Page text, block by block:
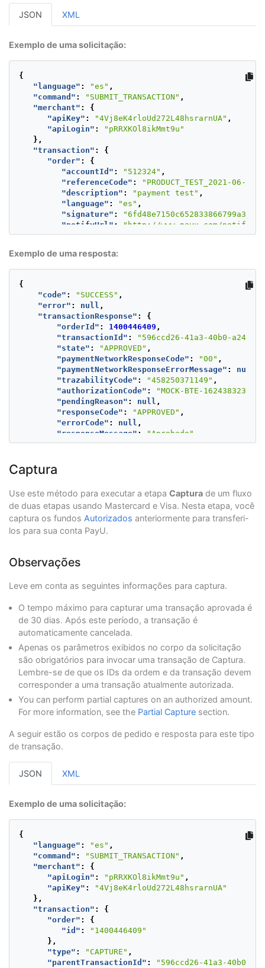
JSON XML
Exemplo de uma solicitação:
{
"language" : "es" ,
"command" : "SUBMIT_TRANSACTION" ,
"merchant" :
{
"apiKey" : "4Vj8eK4rloUd272L48hsrarnUA" ,
"apiLogin" :
"pRRXKOl8ikMmt9u"
},
"transaction" :
{
"order" :
{
"accountId" : "512324" ,
"referenceCode" :
"PRODUCT_TEST_2021-06-
"description" : "payment test" ,
"language" : "es" ,
"signature" :
"notifyUrl" : "http://www.payu.com/notify"
"additionalValues": {
"value"
"currency": "MXN"
"buyer":
{
"merchantBuyerId"
"fullName":
"First name and second
"emailAddress" : "buyer_test@test.com"
"contactPhone" : "7563126",
"dniNumber" : "123456789"
"shippingAddress":
{
"street1": "Av. Domingo Diez 1589"
"street2"
"5555487" ,
"city": "Cuernavaca" ,
"state"
"Morelos"
"country"
"MX" ,
"postalCode"
"street2": "5555487",
"city"
: "Cuernavaca"
"country": "MX",
"postalCode"
},
"merchantPayerId": "1",
"emailAddress": "payer_test@test.com",
"contactPhone": "7563126",
"dniNumber": "5415668464654"
"billingAddress":
{
"street1": "Av. Domingo Diez 1589",
"street2": "125544",
"city": "Cuernavaca",
"country": "MX",
"postalCode": "000000",
}
},
"number"
"securityCode"
"name":
"APPROVED"
"extraParameters": {
},
"type" : "AUTHORIZATION",
"paymentMethod"
"paymentCountry": "MX" ,
"deviceSessionId":
"cookie": "pt1t38347bs6jc9ruv2ecpv7o2"
"userAgent"
"test"
Exemplo de uma resposta:
{
"code" : "SUCCESS" ,
"error" : null ,
"transactionResponse" :
{
"orderId" : 1400446409 ,
"transactionId" :
"596ccd26-41a3-40b0-a241-
"state" : "APPROVED" ,
"paymentNetworkResponseCode" : "00" ,
"paymentNetworkResponseErrorMessage" : null
"trazabilityCode" : "458250371149" ,
"authorizationCode" :
"MOCK-BTE-
"pendingReason" : null ,
"responseCode" : "APPROVED" ,
"errorCode" : null ,
"responseMessage" : "Aprobado"
"transactionDate": null,
"BANK_REFERENCED_CODE": "CREDIT" ,
"EXPIRATION_DATE": 1624987980000,
"PAYMENT_WAY_ID": "4"
},
"rejectionType"
"travelAgencyAuthorizationCode":
"cardType"
"CREDIT"
"transactionType"
"AUTHORIZATION"
}
}
Captura
Use este método para executar a etapa Captura de um fluxo
de duas etapas usando Mastercard e Visa. Nesta etapa, você
captura os fundos Autorizados anteriormente para transferi-
los para sua conta PayU.
Observações
Leve em conta as seguintes informações para captura.
O tempo máximo para capturar uma transação aprovada é
de 30 dias. Após este período, a transação é
automaticamente cancelada.
Apenas os parâmetros exibidos no corpo da solicitação
são obrigatórios para invocar uma transação de Captura.
Lembre-se de que os IDs da ordem e da transação devem
corresponder a uma transação atualmente autorizada.
You can perform partial captures on an authorized amount.
For more information, see the Partial Capture section.
A seguir estão os corpos de pedido e resposta para este tipo
de transação.
JSON XML
Exemplo de uma solicitação:
{
"language" : "es" ,
"command" : "SUBMIT_TRANSACTION" ,
"merchant" :
{
"apiLogin" : "pRRXKOl8ikMmt9u" ,
"apiKey" :
"4Vj8eK4rloUd272L48hsrarnUA"
},
"transaction" :
{
"order" :
{
"id" :
"1400446409"
},
"type" : "CAPTURE" ,
"parentTransactionId" :
"596ccd26-41a3-40b0-